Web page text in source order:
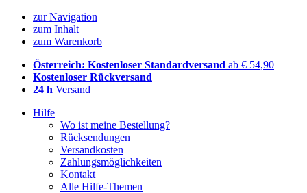
zur Navigation
zum Inhalt
zum Warenkorb
Österreich: Kostenloser Standardversand ab € 54,90
Kostenloser Rückversand
24 h Versand
Hilfe
Wo ist meine Bestellung?
Rücksendungen
Versandkosten
Zahlungsmöglichkeiten
Kontakt
Alle Hilfe-Themen